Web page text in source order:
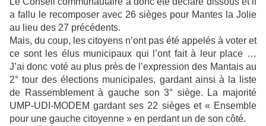
a fallu le recomposer avec 26 sièges pour Mantes la Jolie
au lieu des 27 précédents.
Mais, du coup, les citoyens n’ont pas été appelés à voter et
ce sont les élus municipaux qui l’ont fait à leur place …
J’ai donc voté au plus près de l’expression des Mantais au
2° tour des élections municipales, gardant ainsi à la liste
de Rassemblement à gauche son 3° siège. La majorité
UMP-UDI-MODEM gardant ses 22 sièges et « Ensemble
pour une gauche citoyenne » en perdant un de son côté.